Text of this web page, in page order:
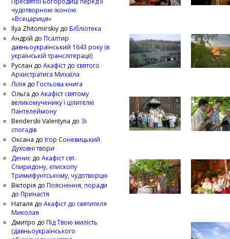
чудотворною іконою
«Всецариця»
Ilya Zhitomirskiy до Бібліотека
Андрій до Псалтир
давньоукраїнський 1643 року (в
українській транслітерації)
Руслан до Акафіст до святого
Архистратига Михаїла
Лілія до Гостьова книга
Ольга до Акафіст святому
великомученику і цілителю
Пантелеймону
Benderski Valentyna до Зі
спогадів
Оксана до Ігор Соневицький.
Духовні твори
Денис до Акафіст свт.
Спиридону, єпископу
Тримифунтському, чудотворцю
Вікторія до Пояснення, поради
до Причастя
Наталя до Акафіст до святителя
Миколая
Дмитро до Під Твою милість
(давньоукраїнського